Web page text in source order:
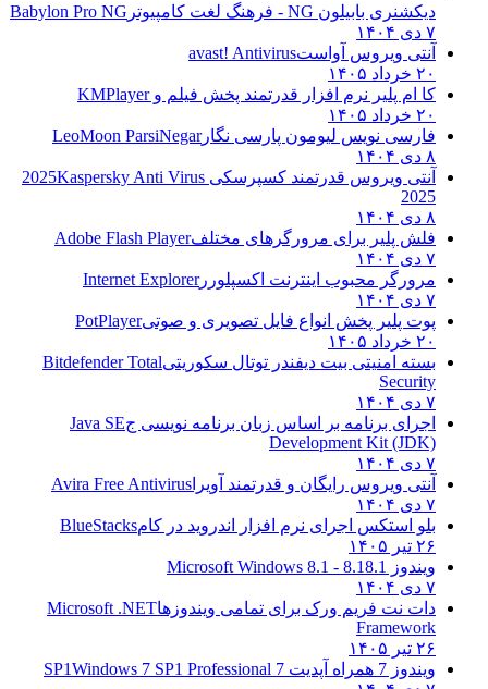
دیکشنری بابیلون NG - فرهنگ لغت کامپیوتر
Babylon Pro NG
۷ دی ۱۴۰۴
آنتی ویروس آواستavast! Antivirus
۲۰ خرداد ۱۴۰۵
کا ام پلیر نرم افزار قدرتمند پخش فیلم وKMPlayer
۲۰ خرداد ۱۴۰۵
فارسی نویس لیومون پارسی نگارLeoMoon ParsiNegar
۸ دی ۱۴۰۴
آنتی ویروس قدرتمند کسپرسکی 2025 Kaspersky Anti Virus
2025
۸ دی ۱۴۰۴
فلش پلیر برای مرورگرهای مختلفAdobe Flash Player
۷ دی ۱۴۰۴
مرورگر محبوب اینترنت اکسپلوررInternet Explorer
۷ دی ۱۴۰۴
پوت پلیر پخش انواع فایل تصویری و صوتیPotPlayer
۲۰ خرداد ۱۴۰۵
بسته امنیتی بیت دیفندر توتال سکوریتیBitdefender Total
Security
۷ دی ۱۴۰۴
اجرای برنامه بر اساس زبان برنامه نویسی جJava SE
Development Kit (JDK)
۷ دی ۱۴۰۴
آنتی ویروس رایگان و قدرتمند آویرا Avira Free Antivirus
۷ دی ۱۴۰۴
بلو استکس اجرای نرم افزار اندروید در کامBlueStacks
۲۶ تیر ۱۴۰۵
ویندوز 8.1
8.1 - Microsoft Windows 8.1
۷ دی ۱۴۰۴
دات نت فریم ورک برای تمامی ویندوزهاMicrosoft .NET
Framework
۲۶ تیر ۱۴۰۵
ویندوز 7 همراه آپدیت 7 SP1
Windows 7 SP1 Professional